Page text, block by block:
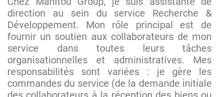
direction au sein du service Recherche &
Développement. Mon rôle principal est de
fournir un soutien aux collaborateurs de mon
service dans toutes leurs tâches
organisationnelles et administratives. Mes
responsabilités sont variées : je gère les
commandes du service (de la demande initiale